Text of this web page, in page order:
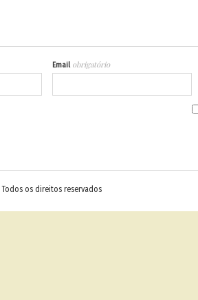
Email obrigatório
Todos os direitos reservados